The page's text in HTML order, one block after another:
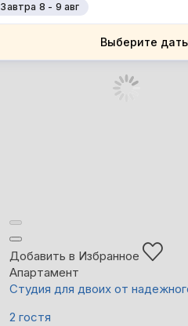
Завтра 8 - 9 авг
Выберите
Добавить в Избранное
Апартамент
Студия для двоих от
2 гостя